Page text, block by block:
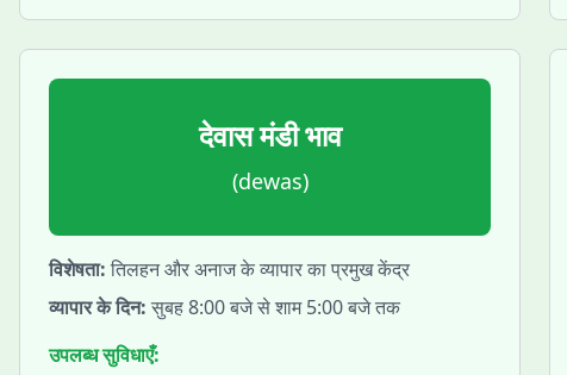
देवासमंडी भाव
(dewas)
विशेषता: तिलहन और अनाज के व्यापार का प्रमुख केंद्र
व्यापार के दिन: सुबह 8:00 बजे से शाम 5:00 बजे तक
उपलब्ध सुविधाएँ: